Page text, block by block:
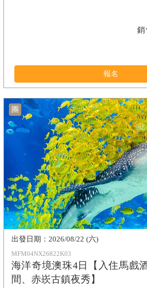
銷
報名
團
MFM04NX26822K03
海洋奇境澳珠4日【入住馬戲
間、赤崁古鎮夜秀】
2026/08/22 (六)